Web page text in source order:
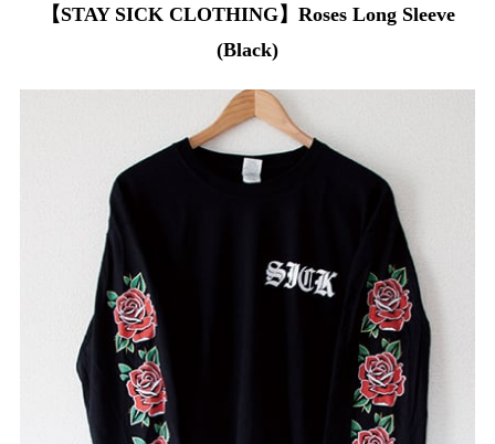
【STAY SICK CLOTHING】Roses Long Sleeve
(Black)